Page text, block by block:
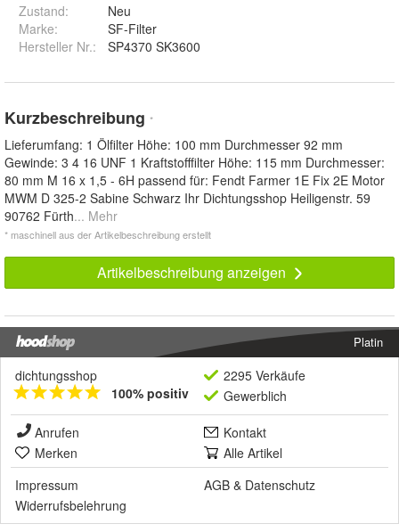
Zustand:
Neu
Marke:
SF-Filter
Hersteller Nr.:
SP4370 SK3600
Kurzbeschreibung *
Lieferumfang: 1 Ölfilter Höhe: 100 mm Durchmesser 92 mm
Gewinde: 3 4 16 UNF 1 Kraftstofffilter Höhe: 115 mm Durchmesser:
80 mm M 16 x 1,5 - 6H passend für: Fendt Farmer 1E Fix 2E Motor
MWM D 325-2 Sabine Schwarz Ihr Dichtungsshop Heiligenstr. 59
90762 Fürth... Mehr
* maschinell aus der Artikelbeschreibung erstellt
Artikelbeschreibung anzeigen
Platin
dichtungsshop
100% positiv
2295 Verkäufe
Gewerblich
Anrufen
Kontakt
Merken
Alle Artikel
Impressum
AGB & Datenschutz
Widerrufsbelehrung